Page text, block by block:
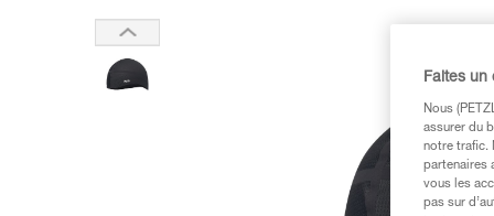
Faites un
Nous
assurer du
notre trafic.
partenaires
vous les
pas sur